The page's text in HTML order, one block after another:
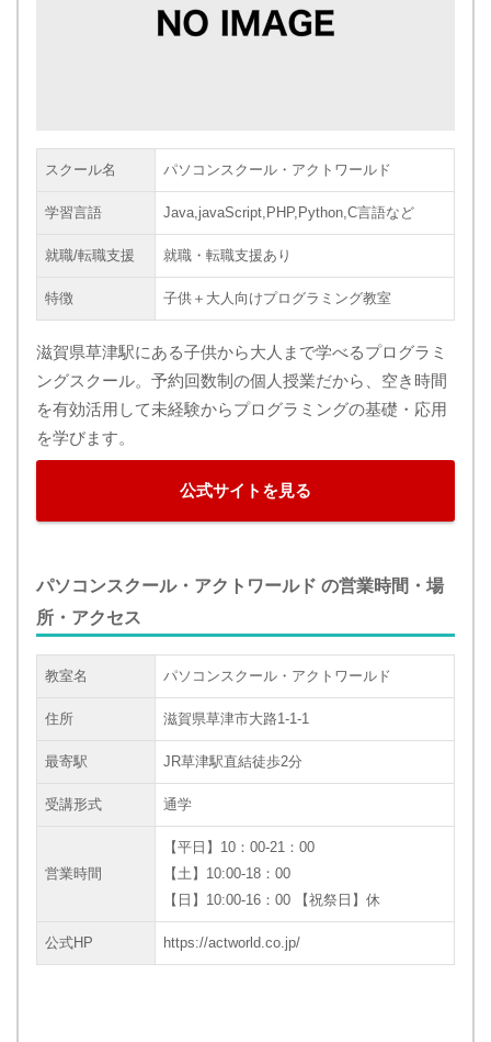
スクール名 パソコンスクール・アクトワールド
学習言語 Java,javaScript,PHP,Python,C言語など
就職/転職支援 就職・転職支援あり
特徴 子供＋大人向けプログラミング教室
滋賀県草津駅にある子供から大人まで学べるプログラミ
ングスクール。予約回数制の個人授業だから、空き時間
を有効活用して未経験からプログラミングの基礎・応用
を学びます。
公式サイトを見る
パソコンスクール・アクトワールド の営業時間・場
所・アクセス
教室名 パソコンスクール・アクトワールド
住所 滋賀県草津市大路1-1-1
最寄駅 JR草津駅直結徒歩2分
受講形式 通学
営業時間
【平日】10：00-21：00
【土】10:00-18：00
【日】10:00-16：00 【祝祭日】休
公式HP https://actworld.co.jp/